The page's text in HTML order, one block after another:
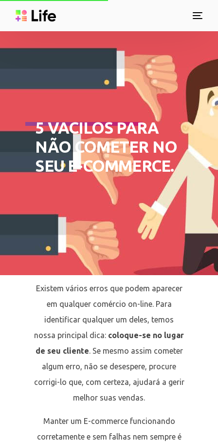
5 VACILOS PARA
NÃO COMETER NO
SEU E-COMMERCE.
Existem vários erros que podem aparecer
em qualquer comércio on-line. Para
identificar qualquer um deles, temos
nossa principal dica: coloque-se no lugar
de seu cliente. Se mesmo assim cometer
algum erro, não se desespere, procure
corrigi-lo que, com certeza, ajudará a gerir
melhor suas vendas.
Manter um E-commerce funcionando
corretamente e sem falhas nem sempre é